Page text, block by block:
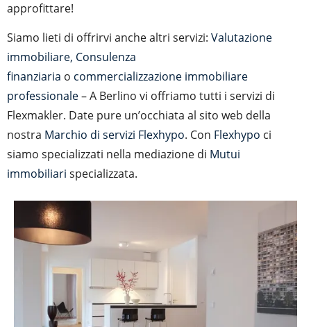
approfittare!
Siamo lieti di offrirvi anche altri servizi: Valutazione
immobiliare, Consulenza
finanziaria o commercializzazione immobiliare
professionale– A Berlino vi offriamo tutti i servizi di
Flexmakler. Date pure un’occhiata al sito web della
nostra Marchio di servizi Flexhypo. Con Flexhypo ci
siamo specializzati nella mediazione di Mutui
immobiliari specializzata.